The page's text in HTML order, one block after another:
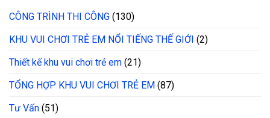
CÔNG TRÌNH THI CÔNG (130)
KHU VUI CHƠI TRẺ EM NỔI TIẾNG THẾ GIỚI (2)
Thiết kế khu vui chơi trẻ em (21)
TỔNG HỢP KHU VUI CHƠI TRẺ EM (87)
Tư Vấn (51)